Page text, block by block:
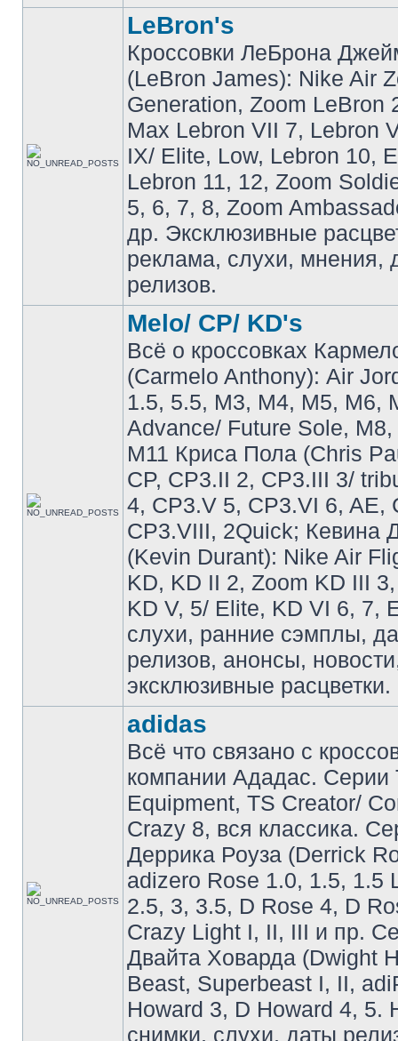
LeBron's
Кроссовки ЛеБрона
(LeBron James): Nike Air
Generation, Zoom LeBron
Max Lebron VII 7, Lebron
IX/ Elite, Low, Lebron 10,
Lebron 11, 12, Zoom
5, 6, 7, 8, Zoom
др. Эксклюзивные
реклама, слухи, мнения,
релизов.
Melo/ CP/ KD's
Всё о кроссовках
(Carmelo Anthony): Air
1.5, 5.5, M3, M4, M5, M6,
Advance/ Future Sole,
M11 Криса Пола (Chris
CP, CP3.II 2, CP3.III 3/
4, CP3.V 5, CP3.VI 6, AE,
CP3.VIII, 2Quick; Кевина
(Kevin Durant): Nike Air
KD, KD II 2, Zoom KD III
KD V, 5/ Elite, KD VI 6, 7,
слухи, ранние сэмплы,
релизов, анонсы,
эксклюзивные расцветки.
adidas
Всё что связано с
компании Ададас. Серии
Equipment, TS Creator/
Crazy 8, вся классика.
Деррика Роуза (Derrick
adizero Rose 1.0, 1.5, 1.5
2.5, 3, 3.5, D Rose 4, D
Crazy Light I, II, III и пр.
Двайта Ховарда (Dwight
Beast, Superbeast I, II,
Howard 3, D Howard 4, 5.
снимки, слухи, даты